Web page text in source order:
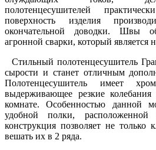
полотенцесушителей
поверхность изделия
окончательной доводки. Швы
агронной сварки, который является
Стильный полотенцесушитель
сырости и станет отличным
Полотенцесушитель имеет
выдерживающее резкие
комнате. Особенностью данной
удобной полки,
конструкция позволяет не только
вешать их в 2 ряда.